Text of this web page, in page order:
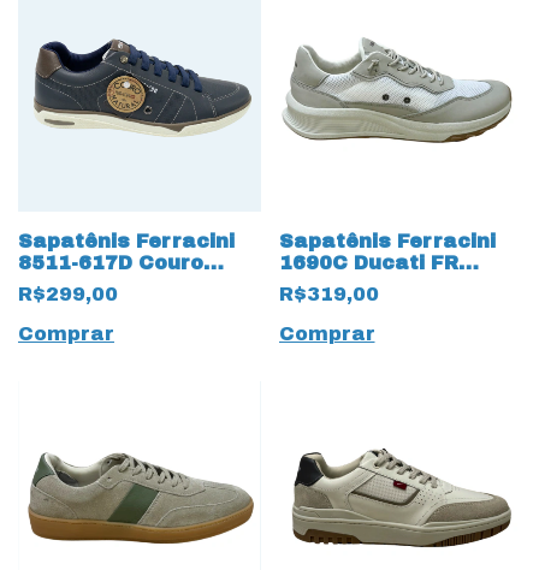
Sapatênis Ferracini
8511-617D Couro
Natural com cadarço
13145 Fake
R$299,00
Comprar
Sapatênis Ferracini
1690C Ducati FR
18868 Couro Natural
R$319,00
Comprar